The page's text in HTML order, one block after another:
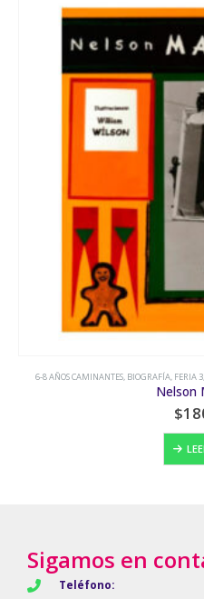
6-8 AÑOS CAMINANTES, BIOGRAFÍA, FERIA 3,
Nelson
$
Sigamos en
Teléfono: